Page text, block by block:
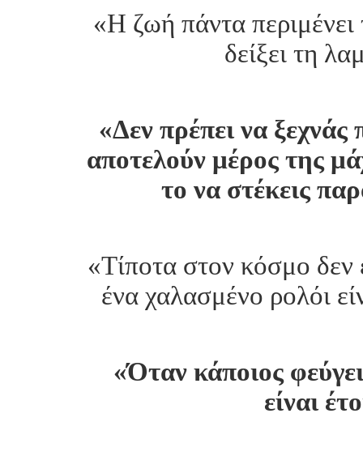
«Η ζωή πάντα περιμένει
δείξει τη
«Δεν πρέπει να
αποτελούν μέρος της
το να στέκεις
«Τίποτα στον κόσμο δεν
ένα χαλασμένο ρολόι
«Όταν κάποιος
είναι